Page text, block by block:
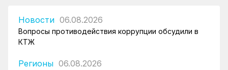
Новости 06.08.2026
Вопросы противодействия коррупции обсудили в
КТЖ
Регионы 06.08.2026